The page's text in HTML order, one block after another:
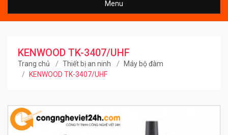
Menu
KENWOOD TK-3407/UHF
Trang chủ Thiết bị an ninh
Máy bộ đàm
KENWOOD TK-3407/UHF